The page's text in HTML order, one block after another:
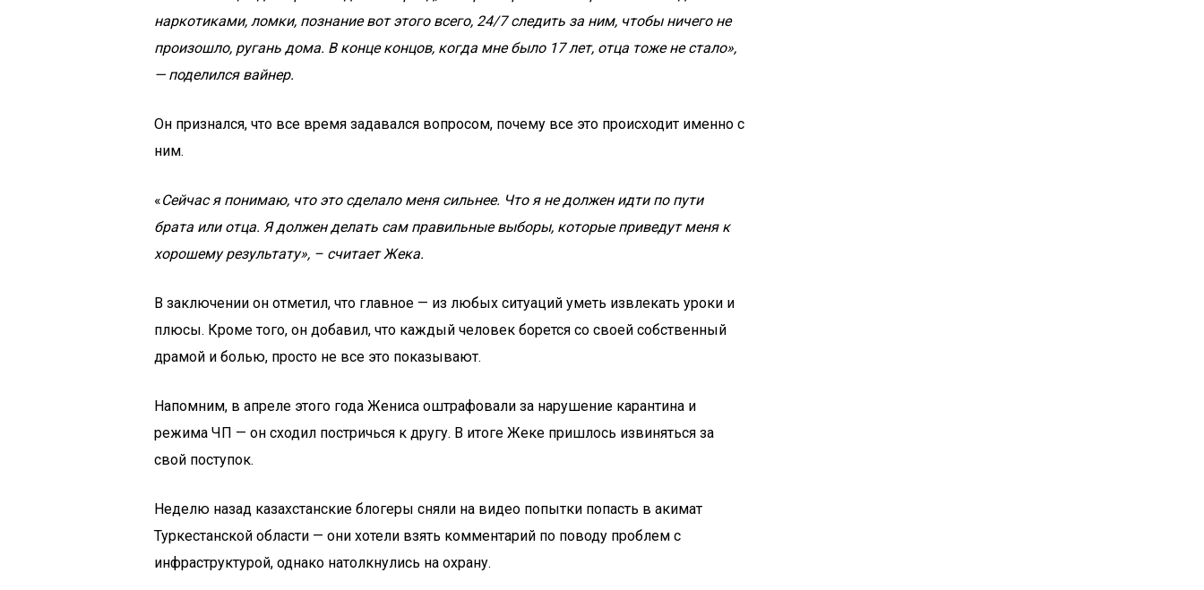
наркотиками, ломки, познание вот этого всего, 24/7 следить за ним, чтобы ничего не
произошло, ругань дома. В конце концов, когда мне было 17 лет, отца тоже не стало»,
— поделился вайнер.
Он признался, что все время задавался вопросом, почему все это происходит именно с
ним.
«Сейчас я понимаю, что это сделало меня сильнее. Что я не должен идти по пути
брата или отца. Я должен делать сам правильные выборы, которые приведут меня к
хорошему результату», – считает Жека.
В заключении он отметил, что главное — из любых ситуаций уметь извлекать уроки и
плюсы. Кроме того, он добавил, что каждый человек борется со своей собственный
драмой и болью, просто не все это показывают.
Напомним, в апреле этого года Жениса оштрафовали за нарушение карантина и
режима ЧП — он сходил постричься к другу. В итоге Жеке пришлось извиняться за
свой поступок.
Неделю назад казахстанские блогеры сняли на видео попытки попасть в акимат
Туркестанской области — они хотели взять комментарий по поводу проблем с
инфраструктурой, однако натолкнулись на охрану.